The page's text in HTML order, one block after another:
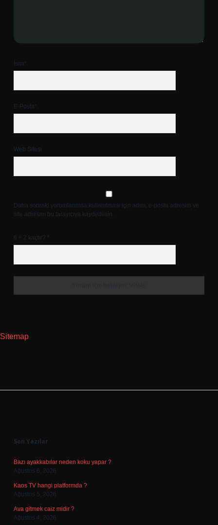
İsim*
E-Posta*
Web Sitesi
Daha sonraki yorumlarımda kullanılması için adım, e-posta adresim ve
site adresim bu tarayıcıya kaydedilsin.
6 + 2 kaçtır? *
Sitemap
Son Yazılar
Bazı ayakkabılar neden koku yapar ?
Ağustos 6, 2026
Kaos TV hangi platformda ?
Ağustos 5, 2026
Ava gitmek caiz midir ?
Ağustos 4, 2026